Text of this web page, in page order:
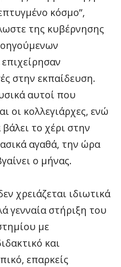
κόσμο”,
της κυβέρνησης
στην εκπαίδευση.
αυτοί που
οι κολλεγιάρχες, ενώ
το χέρι στην
αγαθά, την ώρα
ο μήνας.
χρειάζεται ιδιωτικά
γενναία στήριξη του
με
και
επαρκείς